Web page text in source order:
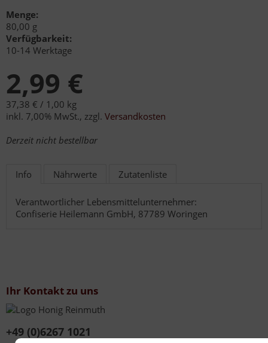
Menge:
80,00 g
Verfügbarkeit:
10-14 Werktage
2,99 €
37,38 € / 1,00 kg
inkl. 7,00% MwSt., zzgl. Versandkosten
Derzeit nicht bestellbar
Info Nährwerte Zutatenliste
Verantwortlicher Lebensmittelunternehmer:
Confiserie Heilemann GmbH, 87789 Woringen
Ihr Kontakt zu uns
+49 (0)6267 1021